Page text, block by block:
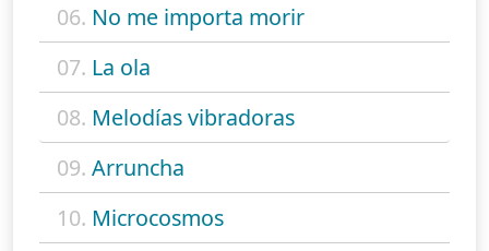
06. No me importa morir
07. La ola
08. Melodías vibradoras
09. Arruncha
10. Microcosmos